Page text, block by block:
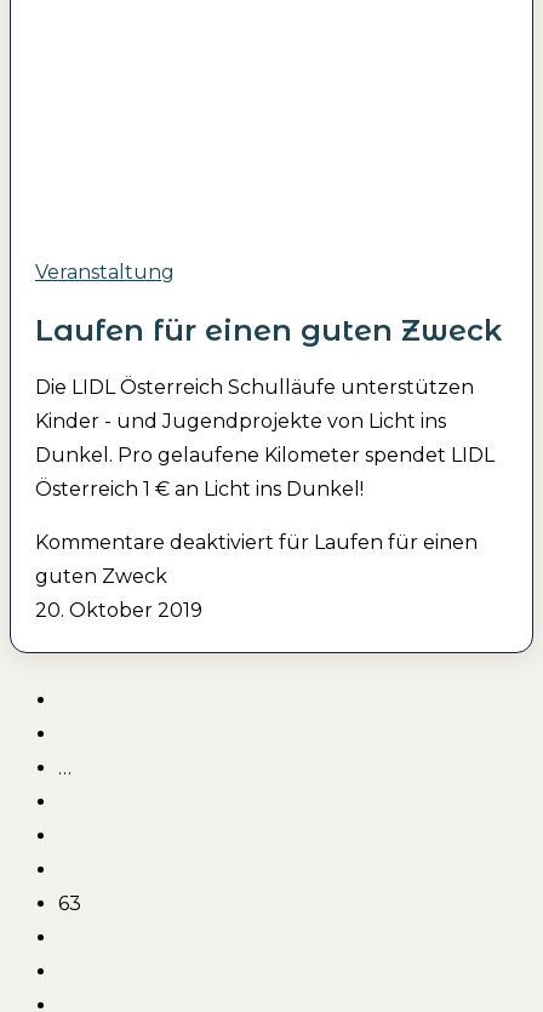
Veranstaltung
Laufen für einen guten Zweck
Die LIDL Österreich Schulläufe unterstützen
Kinder - und Jugendprojekte von Licht ins
Dunkel. Pro gelaufene Kilometer spendet LIDL
Österreich 1 € an Licht ins Dunkel!
Kommentare deaktiviert für Laufen für einen
guten Zweck
20. Oktober 2019
…
63